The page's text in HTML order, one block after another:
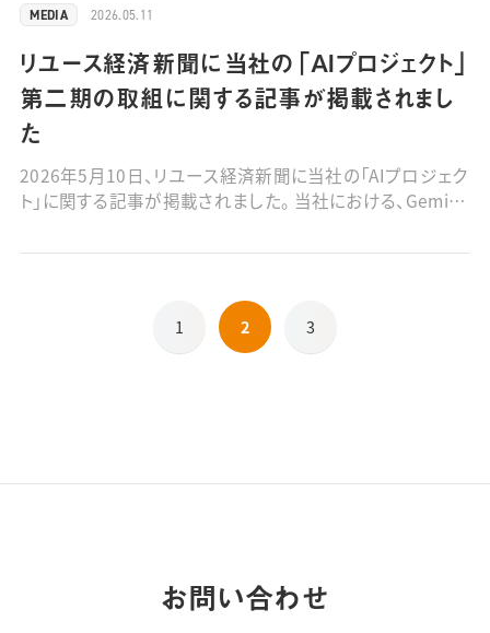
2026.05.11
MEDIA
リユース経済新聞に当社の「AIプロジェクト」
第二期の取組に関する記事が掲載されまし
た
2026年5月10日、リユース経済新聞に当社の「AIプロジェク
ト」に関する記事が掲載されました。 当社における、Gemini
の形式知化で具体的な成果を上げている内容について取り
1 2 3
お問い合わせ